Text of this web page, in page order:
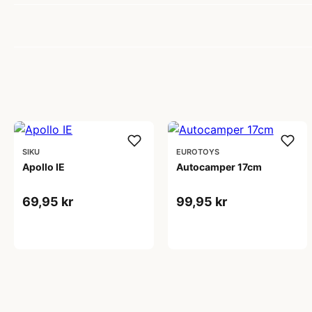
SIKU
Apollo IE
69,95 kr
EUROTOYS
Autocamper 17cm
99,95 kr